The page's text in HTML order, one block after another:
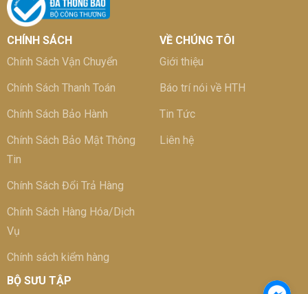
CHÍNH SÁCH
Chính Sách Vận Chuyển
Chính Sách Thanh Toán
Chính Sách Bảo Hành
Chính Sách Bảo Mật Thông
Tin
Chính Sách Đổi Trả Hàng
Chính Sách Hàng Hóa/Dịch
Vụ
Chính sách kiểm hàng
VỀ CHÚNG TÔI
Giới thiệu
Báo trí nói về HTH
Tin Tức
Liên hệ
BỘ SƯU TẬP